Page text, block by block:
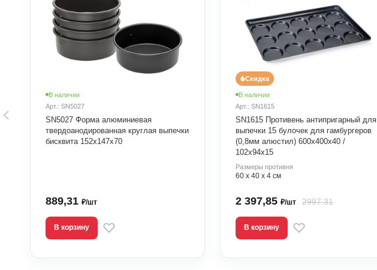
В наличии
Арт.: SN5027
SN5027 Форма алюминиевая
твердоанодированная круглая выпечки
бисквита 152х147х70
889,31 ₽/шт
В корзину
Скидка
В наличии
Арт.: SN1615
SN1615 Противень антипригарный для
выпечки 15 булочек для гамбургеров
(0,8мм алюстил) 600х400х40 /
102х94х15
Размеры противня
60 х 40 х 4 см
2 397,85₽/шт 2997.31
В корзину